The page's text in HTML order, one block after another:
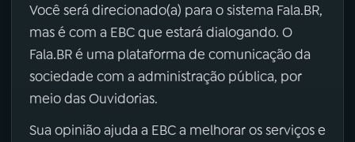
Você será direcionado(a) para o sistema Fala.BR,
mas é com a EBC que estará dialogando. O
Fala.BR é uma plataforma de comunicação da
sociedade com a administração pública, por
meio das Ouvidorias.
Sua opinião ajuda a EBC a melhorar os serviços e